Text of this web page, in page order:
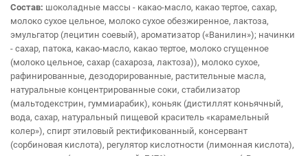
Cостав: шоколадные массы - какао-масло, какао тертое, сахар,
молоко сухое цельное, молоко сухое обезжиренное, лактоза,
эмульгатор (лецитин соевый), ароматизатор («Ванилин»); начинки
- сахар, патока, какао-масло, какао тертое, молоко сгущенное
(молоко цельное, сахар (сахароза, лактоза)), молоко сухое,
рафинированные, дезодорированные, растительные масла,
натуральные концентрированные соки, стабилизатор
(мальтодекстрин, гуммиарабик), коньяк (дистиллят коньячный,
вода, сахар, натуральный пищевой краситель «карамельный
колер»), спирт этиловый ректификованный, консервант
(сорбиновая кислота), регулятор кислотности (лимонная кислота),